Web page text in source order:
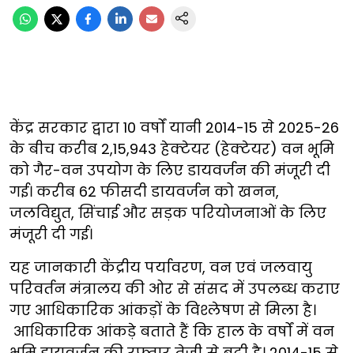
केंद्र सरकार द्वारा 10 वर्षों यानी 2014-15 से 2025-26
के बीच करीब 2,15,943 हेक्टेयर (हेक्टेयर) वन भूमि
को गैर-वन उपयोग के लिए डायवर्जन की मंजूरी दी
गई। करीब 62 फीसदी डायवर्जन को खनन,
जलविद्युत, सिंचाई और सड़क परियोजनाओं के लिए
मंजूरी दी गई।
यह जानकारी केंद्रीय पर्यावरण, वन एवं जलवायु
परिवर्तन मंत्रालय की ओर से संसद में उपलब्ध कराए
गए आधिकारिक आंकड़ों के विश्लेषण से मिला है।
आधिकारिक आंकड़े बताते हैं कि हाल के वर्षों में वन